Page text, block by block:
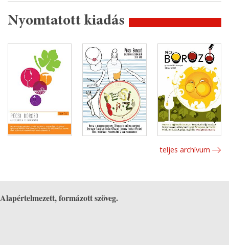
Nyomtatott kiadás
teljes archívum
Alapértelmezett, formázott szöveg.